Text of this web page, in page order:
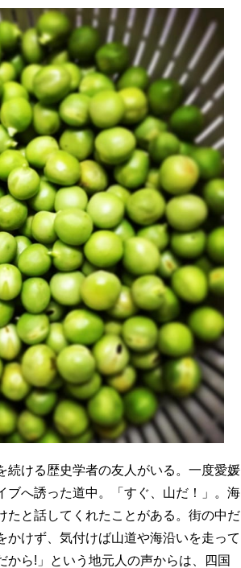
続ける歴史学者の友人がいる。一度愛媛
ブへ誘った道中。「すぐ、山だ！」。海
たと話してくれたことがある。街の中だ
かけず、気付けば山道や海沿いを走って
から!」という地元人の声からは、四国